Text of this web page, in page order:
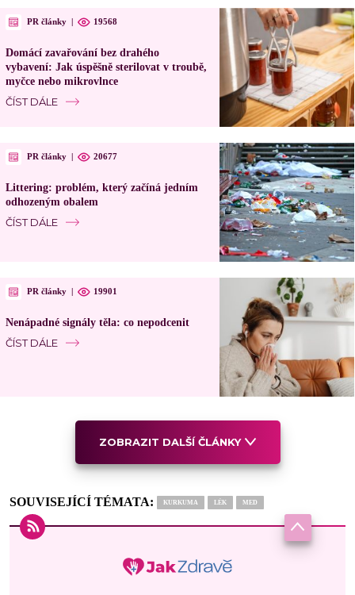
PR články | 19568
Domácí zavařování bez drahého
vybavení: Jak úspěšně sterilovat v troubě,
myčce nebo mikrovlnce
ČÍST DÁLE
PR články | 20677
Littering: problém, který začíná jedním
odhozeným obalem
ČÍST DÁLE
PR články | 19901
Nenápadné signály těla: co nepodcenit
ČÍST DÁLE
ZOBRAZIT DALŠÍ ČLÁNKY
SOUVISEJÍCÍ TÉMATA: KURKUMA LÉK MED